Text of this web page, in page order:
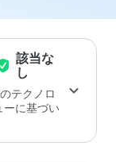
該当な
し
テクノロ
ーに基づい